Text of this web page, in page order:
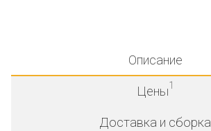
Описание
Цены1
Доставка и сборка